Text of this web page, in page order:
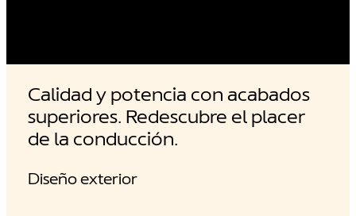
Calidad y potencia con acabados
superiores. Redescubre el placer
de la conducción.
Diseño exterior